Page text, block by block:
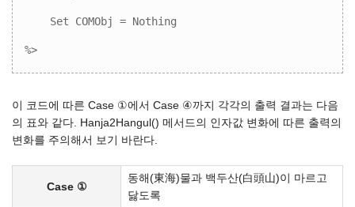
    Set COMObj = Nothing
%>
이 코드에 따른 Case ①에서 Case ④까지 각각의 출력 결과는 다음
의 표와 같다. Hanja2Hangul() 메서드의 인자값 변화에 따른 출력의
변화를 주의해서 보기 바란다.
Case ①
동해(東海)물과 백두산(白頭山)이 마르고
닳도록